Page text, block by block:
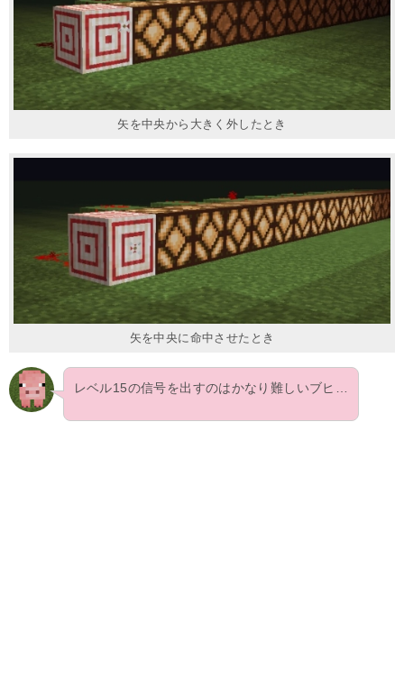
矢を中央から大きく外したとき
矢を中央に命中させたとき
レベル15の信号を出すのはかなり難しいブヒ…